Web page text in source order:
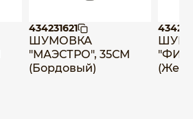
434231621
ШУМОВКА
"МАЭСТРО", 35СМ
(Бордовый)